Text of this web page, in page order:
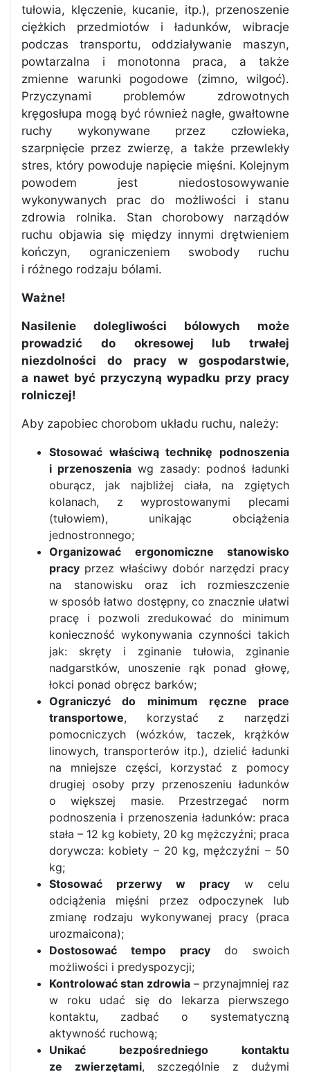
tułowia, klęczenie, kucanie, itp.), przenoszenie
ciężkich przedmiotów i ładunków, wibracje
podczas transportu, oddziaływanie maszyn,
powtarzalna i monotonna praca, a także
zmienne warunki pogodowe (zimno, wilgoć).
Przyczynami problemów zdrowotnych
kręgosłupa mogą być również nagłe, gwałtowne
ruchy wykonywane przez człowieka,
szarpnięcie przez zwierzę, a także przewlekły
stres, który powoduje napięcie mięśni. Kolejnym
powodem jest niedostosowywanie
wykonywanych prac do możliwości i stanu
zdrowia rolnika. Stan chorobowy narządów
ruchu objawia się między innymi drętwieniem
kończyn, ograniczeniem swobody ruchu
i różnego rodzaju bólami.
Ważne!
Nasilenie dolegliwości bólowych może
prowadzić do okresowej lub trwałej
niezdolności do pracy w gospodarstwie,
a nawet być przyczyną wypadku przy pracy
rolniczej!
Aby zapobiec chorobom układu ruchu, należy:
Stosować właściwą technikę podnoszenia
i przenoszenia wg zasady: podnoś ładunki
oburącz, jak najbliżej ciała, na zgiętych
kolanach, z wyprostowanymi plecami
(tułowiem), unikając obciążenia
jednostronnego;
Organizować ergonomiczne stanowisko
pracy przez właściwy dobór narzędzi pracy
na stanowisku oraz ich rozmieszczenie
w sposób łatwo dostępny, co znacznie ułatwi
pracę i pozwoli zredukować do minimum
konieczność wykonywania czynności takich
jak: skręty i zginanie tułowia, zginanie
nadgarstków, unoszenie rąk ponad głowę,
łokci ponad obręcz barków;
Ograniczyć do minimum ręczne prace
transportowe, korzystać z narzędzi
pomocniczych (wózków, taczek, krążków
linowych, transporterów itp.), dzielić ładunki
na mniejsze części, korzystać z pomocy
drugiej osoby przy przenoszeniu ładunków
o większej masie. Przestrzegać norm
podnoszenia i przenoszenia ładunków: praca
stała – 12 kg kobiety, 20 kg mężczyźni; praca
dorywcza: kobiety – 20 kg, mężczyźni – 50
kg;
Stosować przerwy w pracy w celu
odciążenia mięśni przez odpoczynek lub
zmianę rodzaju wykonywanej pracy (praca
urozmaicona);
Dostosować tempo pracydo swoich
możliwości i predyspozycji;
Kontrolować stan zdrowia – przynajmniej raz
w roku udać się do lekarza pierwszego
kontaktu, zadbać o systematyczną
aktywność ruchową;
Unikać bezpośredniego kontaktu
ze zwierzętami, szczególnie z dużymi